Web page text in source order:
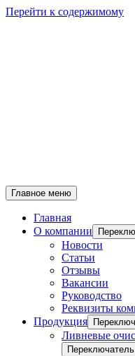
Перейти к содержимому
Главное меню
Главная
О компании
Новости
Статьи
Отзывы
Вакансии
Руководство
Реквизиты
Продукция
Ливневые